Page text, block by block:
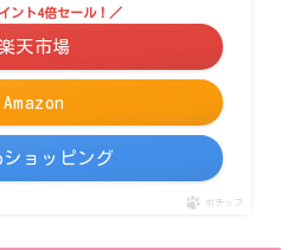
Amazon
ント4倍セール！／
楽天市場
ショッピング
ポチップ